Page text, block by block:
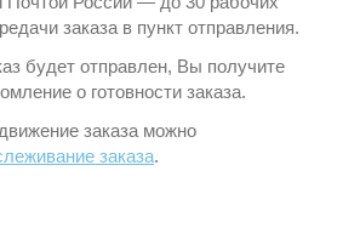
заказа в пункт отправления.
будет отправлен, Вы получите
о готовности заказа.
заказа можно
заказа.